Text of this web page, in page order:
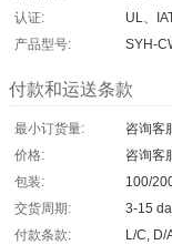
认证:
UL、
产品型号:
SYH-
付款和运送条款
最小订货量:
咨询客
价格:
咨询客
包装:
100/
交货周期:
3-15
付款条款:
L/C, D/